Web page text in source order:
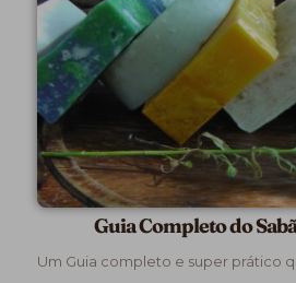
Guia Completo do
Um Guia completo e super prático